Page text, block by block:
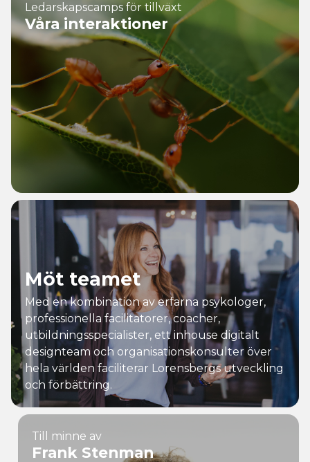
Våra interaktioner
Ledarskapscamps för tillväxt
Möt teamet
Med en kombination av erfarna psykologer,
professionella facilitatorer, coacher,
utbildningsspecialister, ett inhouse digitalt
designteam och organisationskonsulter över
hela världen faciliterar Lorensbergs utveckling
och förbättring.
senaste
Frank Stenman
Till minne av